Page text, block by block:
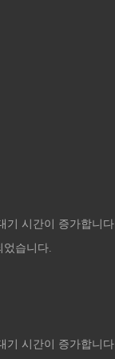
기 시간이 증가합니
었습니다.
기 시간이 증가합니